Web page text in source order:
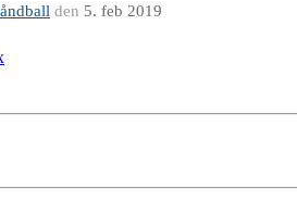
den 5. feb 2019